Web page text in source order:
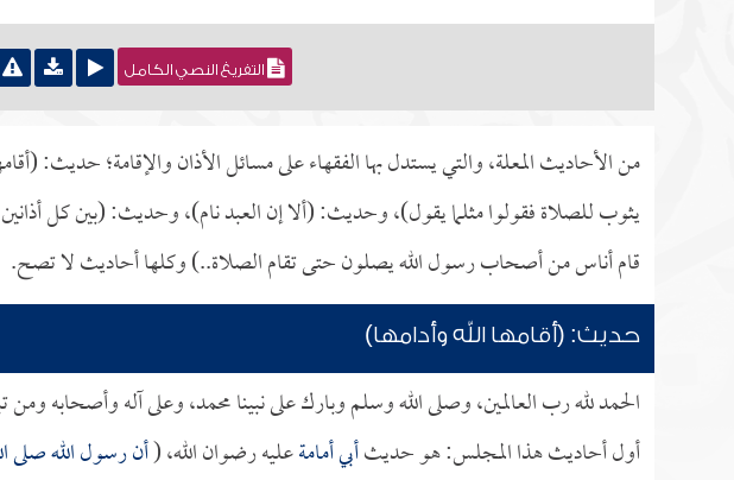
التفريغ النصي الكامل
من الأحاديث المعلة، والتي يستدل بها الفقهاء على مسائل الأذان والإقامة؛ حديث:
يثوب للصلاة فقولوا مثلما يقول)، وحديث: (ألا إن العبد نام)، وحديث: (بين كل
قام أناس من أصحاب رسول الله يصلون حتى تقام الصلاة..) وكلها أحاديث لا تصح.
حديث: (أقامها الله وأدامها)
الحمد لله رب العالمين، وصلى الله وسلم وبارك على نبينا محمد، وعلى آله وأصحابه
أول أحاديث هذا المجلس: هو حديثأبي أمامةعليه رضوان الله، (أن رسول الله صلى